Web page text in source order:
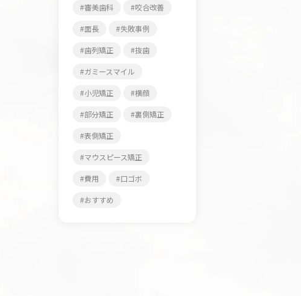
審美歯科 咬合改善
面長 失敗事例
歯列矯正 抜歯
ガミースマイル
小児矯正 横顔
部分矯正 裏側矯正
表側矯正
マウスピース矯正
費用 口ゴボ
おすすめ